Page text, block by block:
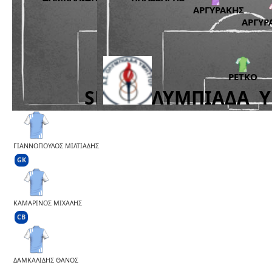
ΓΙΑΝΝΟΠΟΥΛΟΣ ΜΙΛΤΙΑΔΗΣ
GK
ΚΑΜΑΡΙΝΟΣ ΜΙΧΑΛΗΣ
CB
ΔΑΜΚΑΛΙΔΗΣ ΘΑΝΟΣ